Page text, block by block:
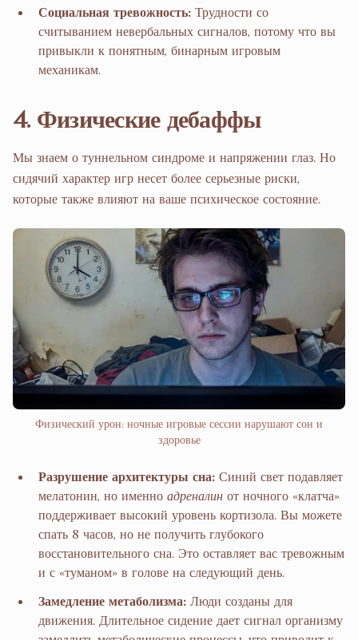
Социальная тревожность: Трудности со
считыванием невербальных сигналов, потому что вы
привыкли к понятным, бинарным игровым
механикам.
4. Физические дебаффы
Мы знаем о туннельном синдроме и напряжении глаз. Но
сидячий характер игр несет более серьезные риски,
которые также влияют на ваше психическое состояние.
Физический урон: ночные игровые сессии нарушают сон и
здоровье
Разрушение архитектуры сна: Синий свет подавляет
мелатонин, но именно адреналин от ночного «клатча»
поддерживает высокий уровень кортизола. Вы можете
спать 8 часов, но не получить глубокого
восстановительного сна. Это оставляет вас тревожным
и с «туманом» в голове на следующий день.
Замедление метаболизма: Люди созданы для
движения. Длительное сидение дает сигнал организму